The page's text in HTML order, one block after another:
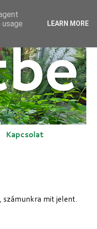
Kapcsolat
mit jelent.
LEARN MORE